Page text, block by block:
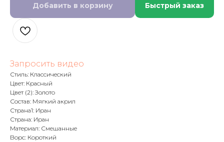
Добавить в корзину Быстрый заказ
Запросить видео
Стиль: Классический
Цвет: Красный
Цвет (2): Золото
Состав: Мягкий акрил
Страна1: Иран
Страна: Иран
Материал: Смешанные
Ворс: Короткий